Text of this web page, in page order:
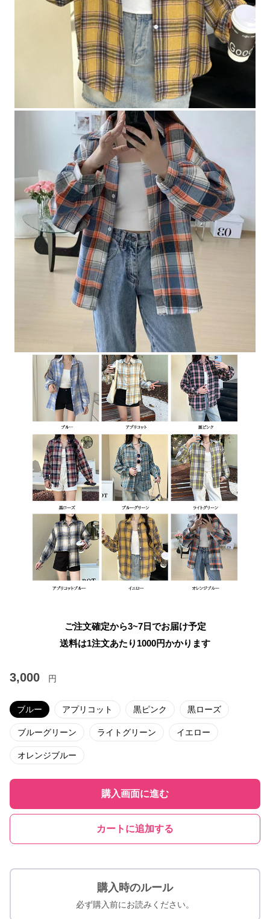
ご注文確定から3~7日でお届け予定
送料は1注文あたり 1000円かかります
3,000 円
ブルー アプリコット 黒ピンク 黒ローズ
ブルーグリーン ライトグリーン イエロー
オレンジブルー
購入画面に進む
カートに追加する
購入時のルール
必ず購入前にお読みください。